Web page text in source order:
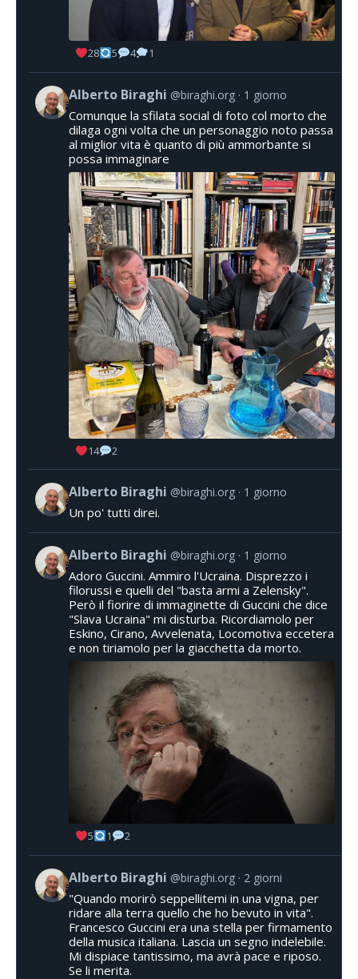
28 5 4 1
Alberto Biraghi @biraghi.org 1 giorno
Comunque la sfilata social di foto col morto che
dilaga ogni volta che un personaggio noto passa
al miglior vita è quanto di più ammorbante si
possa immaginare
14 2
Alberto Biraghi @biraghi.org 1 giorno
Un po' tutti direi.
Alberto Biraghi @biraghi.org 1 giorno
Adoro Guccini. Ammiro l'Ucraina. Disprezzo i
filorussi e quelli del "basta armi a Zelensky".
Però il fiorire di immaginette di Guccini che dice
"Slava Ucraina" mi disturba. Ricordiamolo per
Eskino, Cirano, Avvelenata, Locomotiva eccetera
e non tiriamolo per la giacchetta da morto.
5 1 2
Alberto Biraghi @biraghi.org 2 giorni
"Quando morirò seppellitemi in una vigna, per
ridare alla terra quello che ho bevuto in vita".
Francesco Guccini era una stella per firmamento
della musica italiana. Lascia un segno indelebile.
Mi dispiace tantissimo, ma avrà pace e riposo.
Se li merita.